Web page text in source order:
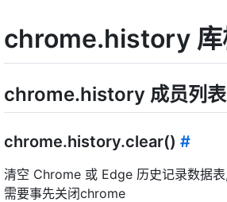
chrome.history 库
chrome.history 成员列表
chrome.history.clear() #
清空 Chrome 或 Edge 历史记录数据
需要事先关闭chrome